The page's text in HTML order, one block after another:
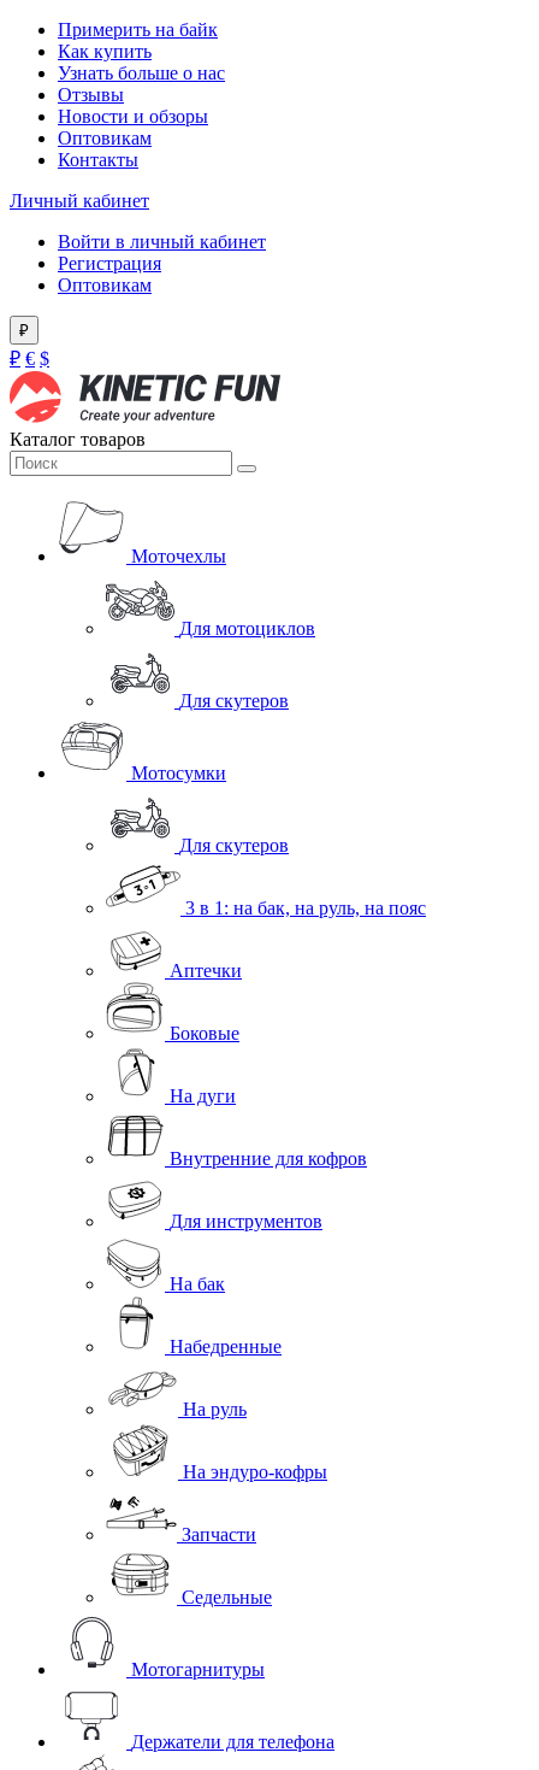
Примерить на байк
Как купить
Узнать больше о нас
Отзывы
Новости и обзоры
Оптовикам
Контакты
Личный кабинет
Войти в личный кабинет
Регистрация
Оптовикам
₽
₽ € $
Каталог товаров
Моточехлы
Для мотоциклов
Для скутеров
Мотосумки
Для скутеров
3 в 1: на бак, на руль, на пояс
Аптечки
Боковые
На дуги
Внутренние для кофров
Для инструментов
На бак
Набедренные
На руль
На эндуро-кофры
Запчасти
Седельные
Мотогарнитуры
Держатели для телефона